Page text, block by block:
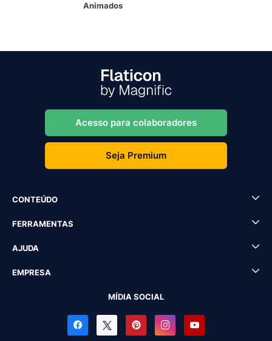
Animados
Acesso para colaboradores
Seja Premium
CONTEÚDO
FERRAMENTAS
AJUDA
EMPRESA
MÍDIA SOCIAL